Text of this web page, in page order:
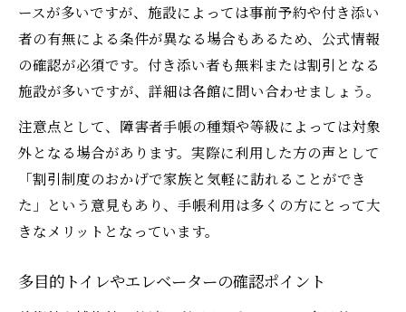
ースが多いですが、施設によっては事前予約や付き添い
者の有無による条件が異なる場合もあるため、公式情報
の確認が必須です。付き添い者も無料または割引となる
施設が多いですが、詳細は各館に問い合わせましょう。
注意点として、障害者手帳の種類や等級によっては対象
外となる場合があります。実際に利用した方の声として
「割引制度のおかげで家族と気軽に訪れることができ
た」という意見もあり、手帳利用は多くの方にとって大
きなメリットとなっています。
多目的トイレやエレベーターの確認ポイント